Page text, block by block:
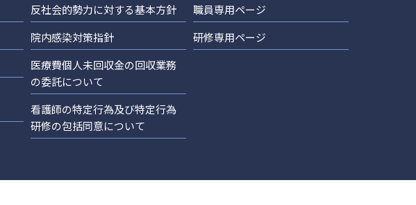
反社会的勢力に対する基本方針
院内感染対策指針
医療費個人未回収金の回収業務
の委託について
看護師の特定行為及び特定行為
研修の包括同意について
職員専用ページ
研修専用ページ